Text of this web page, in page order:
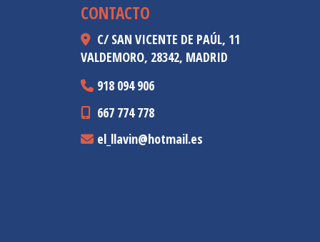
CONTACTO
C/ SAN VICENTE DE PAÚL, 11
VALDEMORO, 28342, MADRID
918 094 906
667 774 778
el_llavin
hotmail.es